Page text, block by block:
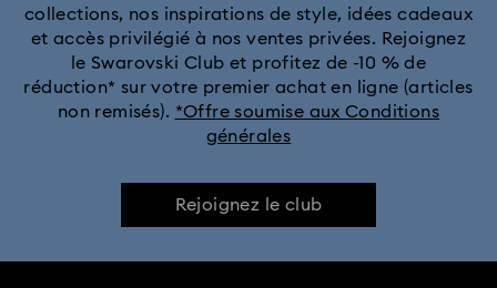
collections, nos inspirations de style, idées cadeaux
et accès privilégié à nos ventes privées. Rejoignez
le Swarovski Club et profitez de -10 % de
réduction* sur votre premier achat en ligne (articles
non remisés). *Offre soumise aux Conditions
générales
Rejoignez le club